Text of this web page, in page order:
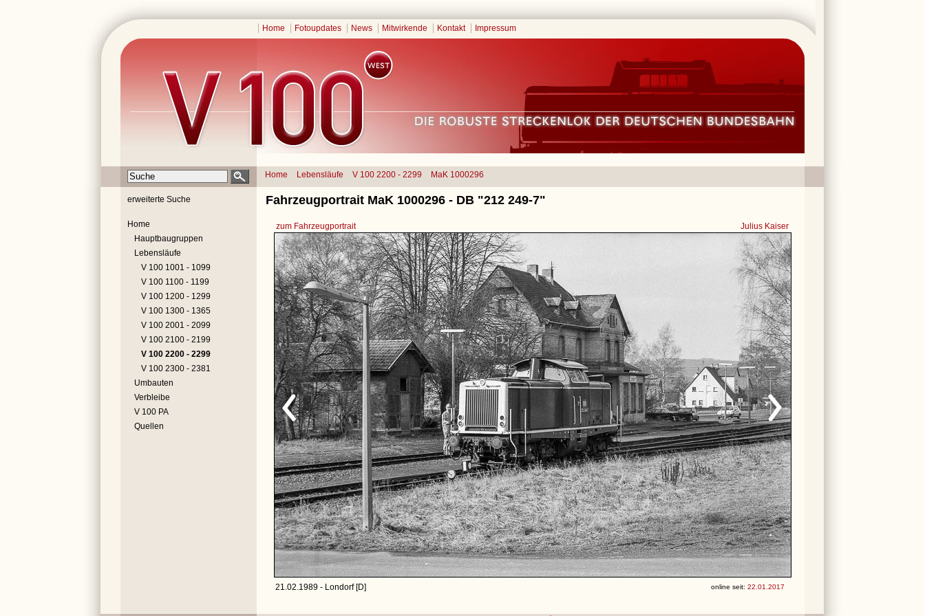
Home Fotoupdates News Mitwirkende Kontakt Impressum
Home Lebensläufe V 100 2200 - 2299 MaK 1000296
erweiterte Suche
Home
Hauptbaugruppen
Lebensläufe
V 100 1001 - 1099
V 100 1100 - 1199
V 100 1200 - 1299
V 100 1300 - 1365
V 100 2001 - 2099
V 100 2100 - 2199
V 100 2200 - 2299
V 100 2300 - 2381
Umbauten
Verbleibe
V 100 PA
Quellen
Fahrzeugportrait MaK 1000296 - DB "212 249-7"
zum Fahrzeugportrait Julius Kaiser
21.02.1989 - Londorf [D] online seit: 22.01.2017